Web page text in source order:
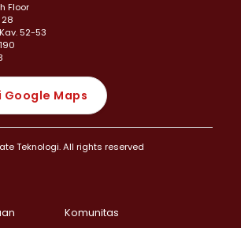
Floor
28
52-53
Google Maps
Teknologi. All rights reserved
Komunitas